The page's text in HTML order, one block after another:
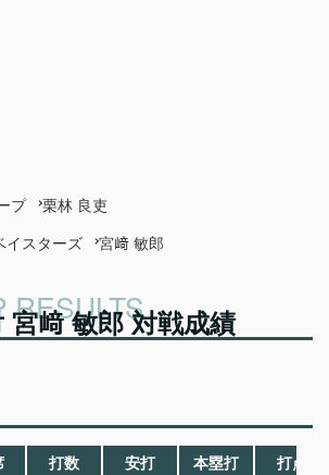
プ
栗林 良吏
イスターズ 宮﨑 敏郎
宮﨑 敏郎 対戦成績
打数 安打 本塁打
打点